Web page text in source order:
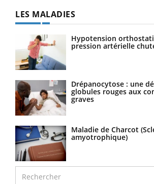
LES MALADIES
Hypotension
pression artérielle
Drépanocytose : une
globules rouges aux
graves
Maladie de Charcot
amyotrophique)